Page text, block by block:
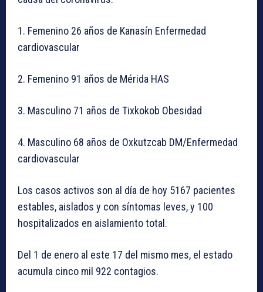
1. Femenino 26 años de Kanasín Enfermedad
cardiovascular
2. Femenino 91 años de Mérida HAS
3. Masculino 71 años de Tixkokob Obesidad
4. Masculino 68 años de Oxkutzcab DM/Enfermedad
cardiovascular
Los casos activos son al día de hoy 5167 pacientes
estables, aislados y con síntomas leves, y 100
hospitalizados en aislamiento total.
Del 1 de enero al este 17 del mismo mes, el estado
acumula cinco mil 922 contagios.